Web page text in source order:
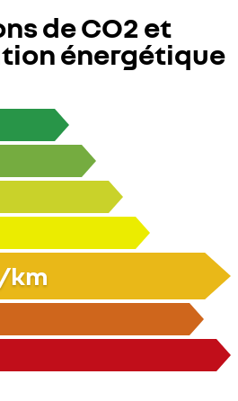
de CO2 et
énergétique
km